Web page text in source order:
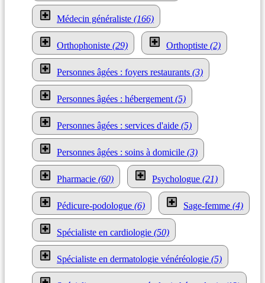
Médecin généraliste (166)
Orthophoniste (29) Orthoptiste (2)
Personnes âgées : foyers restaurants (3)
Personnes âgées : hébergement (5)
Personnes âgées : services d'aide (5)
Personnes âgées : soins à domicile (3)
Pharmacie (60) Psychologue (21)
Pédicure-podologue (6) Sage-femme (4)
Spécialiste en cardiologie (50)
Spécialiste en dermatologie vénéréologie (5)